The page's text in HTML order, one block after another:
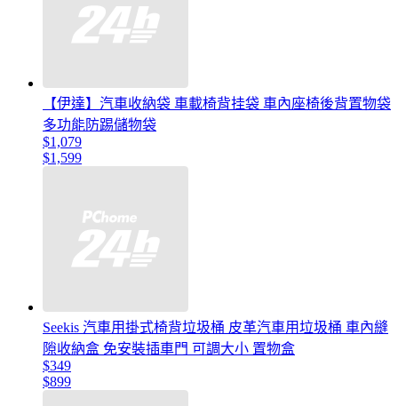
【伊達】汽車收納袋 車載椅背挂袋 車內座椅後背置物袋
多功能防踢儲物袋
$1,079
$1,599
Seekis 汽車用掛式椅背垃圾桶 皮革汽車用垃圾桶 車內縫
隙收納盒 免安裝插車門 可調大小 置物盒
$349
$899